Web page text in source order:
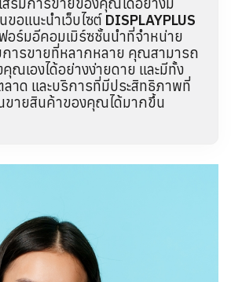
อแนะนำเว็บไซต์ DISPLAYPLUS
อร์มอีคอมเมิร์ซชั้นนำที่จำหน่าย
ารขายที่หลากหลาย คุณสามารถ
ณเองได้อย่างง่ายดาย และมีทั้ง
ลาด และบริการที่มีประสิทธิภาพที่
ขายสินค้าของคุณได้มากขึ้น